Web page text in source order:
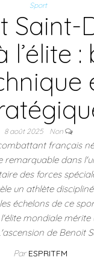
Sport
Saint-
l’élite :
8 août 2025 Non
français né
remarquable dans
des forces
un athlète
échelons de ce
mondiale mérite
de Benoit
ParESPRITFM